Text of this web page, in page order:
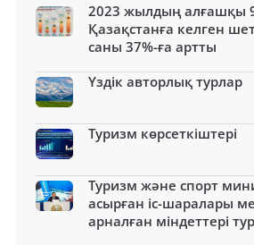
2023 жылдың алғашқы
Қазақстанға келген
саны 37%-ға артты
Үздік авторлық турлар
Туризм көрсеткіштері
Туризм және спорт
асырған іс-шаралары
арналған міндеттері